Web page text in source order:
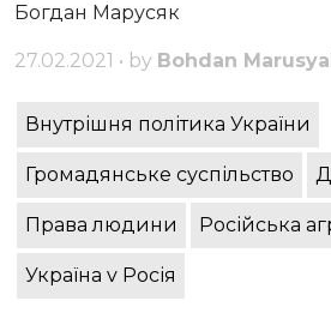
Богдан Марусяк
27.02.2021 • by Bohdan
Внутрішня політика України
Громадянське суспільство
Права людини Російська
Україна v Росія